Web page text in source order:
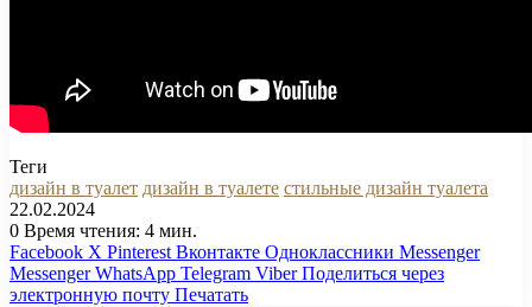
Теги
дизайн в туалет дизайн в туалете стильные дизайн туалета
22.02.2024
0 Время чтения: 4 мин.
Facebook X Pinterest Вконтакте Одноклассники Messenger
Messenger WhatsApp Telegram Viber Поделиться через
электронную почту Печатать